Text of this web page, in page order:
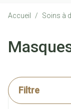
Accueil / Soins à
Filtre